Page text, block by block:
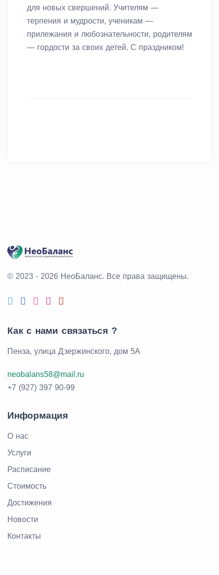
для новых свершений. Учителям —
терпения и мудрости, ученикам —
прилежания и любознательности, родителям
— гордости за своих детей. С праздником!
© 2023 - 2026 НеоБаланс. Все права защищены.
Как с нами связаться ?
Пенза, улица Дзержинского, дом 5А
neobalans58@mail.ru
+7 (927) 397 90-99
Информация
О нас
Услуги
Расписание
Стоимость
Достижения
Новости
Контакты